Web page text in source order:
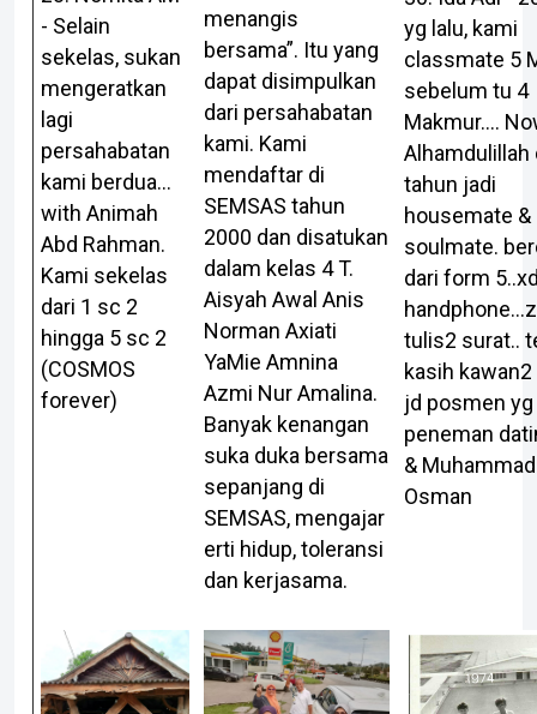
- Selain
sekelas, sukan
mengeratkan
lagi
persahabatan
kami berdua...
with Animah
Abd Rahman.
Kami sekelas
dari 1 sc 2
hingga 5 sc 2
(COSMOS
forever)
menangis
bersama”. Itu yang
dapat disimpulkan
dari persahabatan
kami. Kami
mendaftar di
SEMSAS tahun
2000 dan disatukan
dalam kelas 4 T.
Aisyah Awal Anis
Norman Axiati
YaMie Amnina
Azmi Nur Amalina.
Banyak kenangan
suka duka bersama
sepanjang di
SEMSAS, mengajar
erti hidup, toleransi
dan kerjasama.
yg lalu, kami
classmate 5
sebelum tu 4
Makmur....
Alhamdulillah
tahun jadi
housemate &
soulmate.
dari form
tulis2 surat..
kasih
jd posmen
peneman
&
Osman